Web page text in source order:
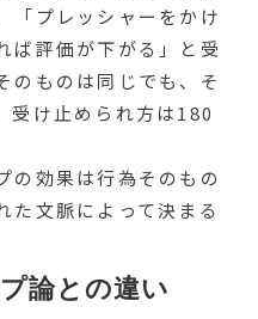
「プレッシャーをかけ
ば評価が下がる」と受
のものは同じでも、そ
受け止められ方は180
の効果は行為そのもの
た文脈によって決まる
論との違い